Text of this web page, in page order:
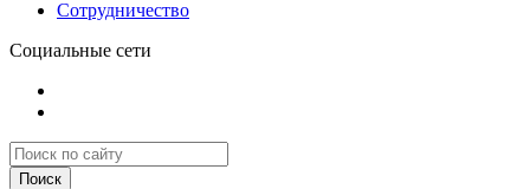
Сотрудничество
Социальные сети
Поиск